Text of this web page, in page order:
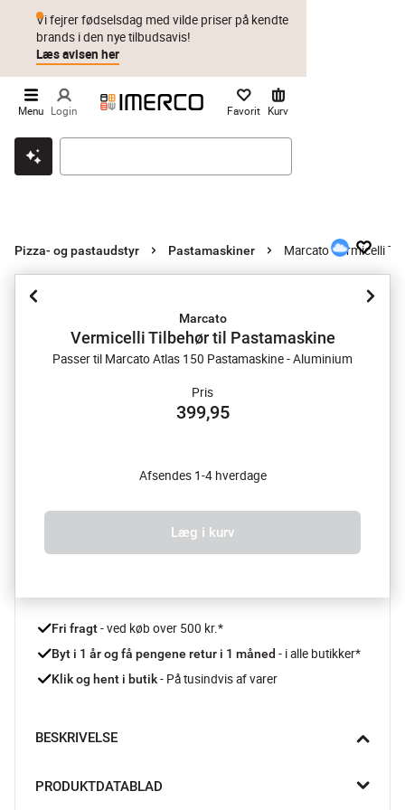
Klik & hent Byt i 1 år Prismatch
Vi fejrer fødselsdag med vilde priser på kendte
brands i den nye tilbudsavis!
Læs avisen her
Menu Login Favorit Kurv
Pizza- og pastaudstyr Pastamaskiner Marcato Vermicelli
Marcato
Vermicelli Tilbehør til Pastamaskine
Passer til Marcato Atlas 150 Pastamaskine - Aluminium
Pris
399,95
Afsendes 1-4 hverdage
Læg i kurv
Fri fragt - ved køb over 500 kr.*
Byt i 1 år og få pengene retur i 1 måned - i alle butikker*
Klik og hent i butik - På tusindvis af varer
BESKRIVELSE
dem som ikke kan få nok, så skal du da lave det selv!  Form din
PRODUKTDATABLAD